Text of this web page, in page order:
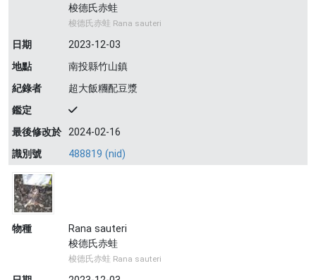
梭德氏赤蛙
梭德氏赤蛙 Rana sauteri
日期
2023-12-03
地點
南投縣竹山鎮
紀錄者
超大飯糰配豆漿
鑑定
最後修改於 2024-02-16
識別號
488819 (nid)
物種
Rana sauteri
梭德氏赤蛙
梭德氏赤蛙 Rana sauteri